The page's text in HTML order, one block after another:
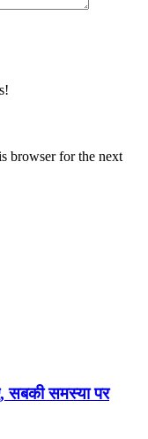
browser for the next
सबकी समस्या पर